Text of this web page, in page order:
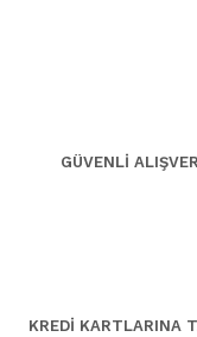
GÜVENLİ
KREDİ KARTLARINA